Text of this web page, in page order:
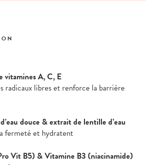
vitamines A, C, E
radicaux libres et renforce la barrière
douce & extrait de lentille d’eau
fermeté et hydratent
Vit B5) & Vitamine B3 (niacinamide)